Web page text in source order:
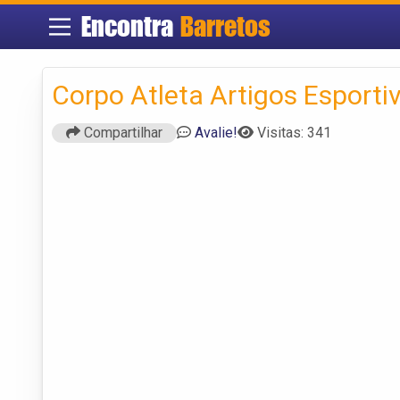
EncontraBarretos
Corpo Atleta Artigos
Compartilhar Avalie! Visitas: 341